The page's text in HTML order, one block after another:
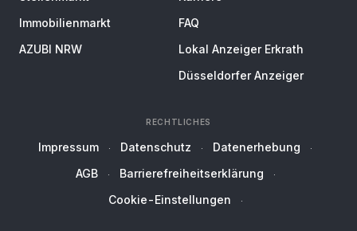
Immobilienmarkt
AZUBI NRW
FAQ
Lokal Anzeiger Erkrath
Düsseldorfer Anzeiger
RECHTLICHES
Impressum Datenschutz
Datenerhebung
AGB
Barrierefreiheitserklärung
Cookie-Einstellungen